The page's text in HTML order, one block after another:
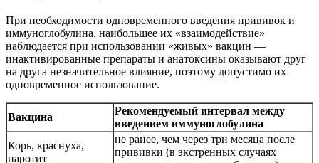
При необходимости одновременного введения прививок и
иммуноглобулина, наибольшее их «взаимодействие»
наблюдается при использовании «живых» вакцин —
инактивированные препараты и анатоксины оказывают друг
на друга незначительное влияние, поэтому допустимо их
одновременное использование.
Вакцина
Рекомендуемый интервал между
введением иммуноглобулина
Корь, краснуха,
паротит
не ранее, чем через три месяца после
прививки (в экстренных случаях